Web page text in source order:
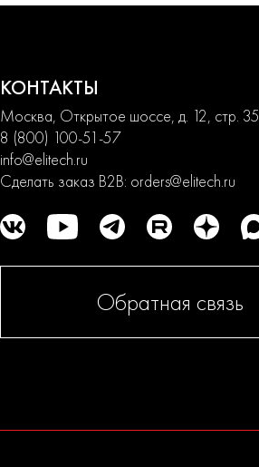
КОНТАКТЫ
Москва, Открытое шоссе, д. 12, стр. 35
8 (800) 100-51-57
info@elitech.ru
Сделать заказ B2B: orders@elitech.ru
Обратная связь